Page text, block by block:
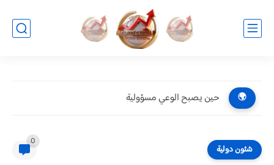
🌍 حين يصبح الوعي مسؤولية
شئون دولية
0